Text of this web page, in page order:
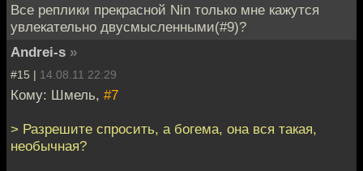
Все реплики прекрасной Nin только мне кажутся
увлекательно двусмысленными(#9)?
Andrei-s »
#15 | 14.08.11 22:29
Кому: Шмель, #7
> Разрешите спросить, а богема, она вся такая,
необычная?